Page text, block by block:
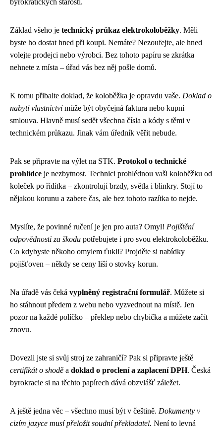
Základ všeho je technický průkaz elektrokoloběžky. Měli
byste ho dostat hned při koupi. Nemáte? Nezoufejte, ale hned
volejte prodejci nebo výrobci. Bez tohoto papíru se zkrátka
nehnete z místa – úřad vás bez něj pošle domů.
K tomu přibalte doklad, že koloběžka je opravdu vaše. Doklad o
nabytí vlastnictvímůže být obyčejná faktura nebo kupní
smlouva. Hlavně musí sedět všechna čísla a kódy s těmi v
technickém průkazu. Jinak vám úředník věřit nebude.
Pak se připravte na výlet na STK. Protokol o technické
prohlídce je nezbytnost. Technici prohlédnou vaši koloběžku od
koleček po řídítka – zkontrolují brzdy, světla i blinkry. Stojí to
nějakou korunu a zabere čas, ale bez tohoto razítka to nejde.
Myslíte, že povinné ručení je jen pro auta? Omyl! Pojištění
odpovědnosti za škodu potřebujete i pro svou elektrokoloběžku.
Co kdybyste někoho omylem ťukli? Projděte si nabídky
pojišťoven – někdy se ceny liší o stovky korun.
Na úřadě vás čeká vyplněný registrační formulář. Můžete si
ho stáhnout předem z webu nebo vyzvednout na místě. Jen
pozor na každé políčko – překlep nebo chybička a můžete začít
znovu.
Dovezli jste si svůj stroj ze zahraničí? Pak si připravte ještě
certifikát o shodě a doklad o proclení a zaplacení DPH. Česká
byrokracie si na těchto papírech dává obzvlášť záležet.
A ještě jedna věc – všechno musí být v češtině. Dokumenty v
cizím jazyce musí přeložit soudní překladatel. Není to levná